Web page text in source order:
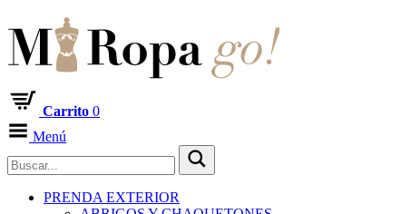
Carrito 0
Menú
PRENDA EXTERIOR